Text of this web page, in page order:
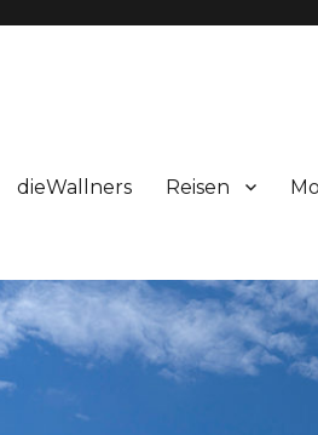
dieWallners Reisen